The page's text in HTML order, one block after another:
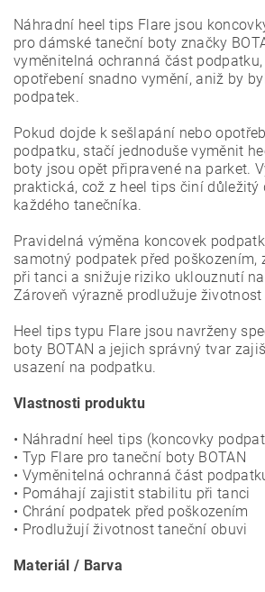
Náhradní heel tips Flare jsou
pro dámské taneční boty značky
vyměnitelná ochranná část podpatku,
opotřebení snadno vymění, aniž by
podpatek.
Pokud dojde k sešlapání nebo
podpatku, stačí jednoduše vyměnit
boty jsou opět připravené na parket.
praktická, což z heel tips činí důležitý
každého tanečníka.
Pravidelná výměna koncovek
samotný podpatek před
při tanci a snižuje riziko uklouznutí
Zároveň výrazně prodlužuje
Heel tips typu Flare jsou navrženy
boty BOTAN a jejich správný tvar
usazení na podpatku.
Vlastnosti produktu
• Náhradní heel tips (koncovky
• Typ Flare pro taneční boty BOTAN
• Vyměnitelná ochranná část
• Pomáhají zajistit stabilitu při tanci
• Chrání podpatek před poškozením
• Prodlužují životnost taneční obuvi
Materiál / Barva